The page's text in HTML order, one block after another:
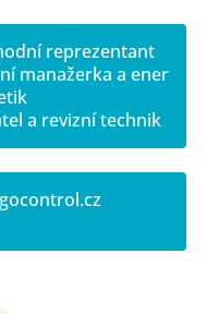
reprezentant
manažerka a ener
a revizní technik
ol.cz